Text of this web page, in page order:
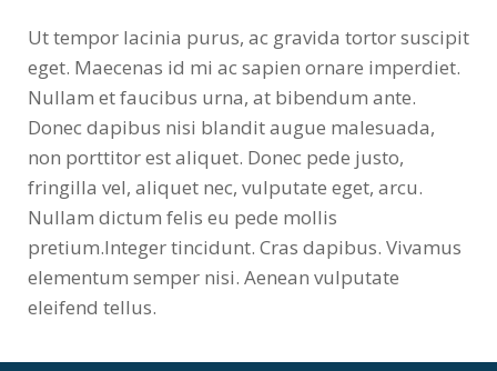
Ut tempor lacinia purus, ac gravida tortor suscipit
eget. Maecenas id mi ac sapien ornare imperdiet.
Nullam et faucibus urna, at bibendum ante.
Donec dapibus nisi blandit augue malesuada,
non porttitor est aliquet. Donec pede justo,
fringilla vel, aliquet nec, vulputate eget, arcu.
Nullam dictum felis eu pede mollis
pretium.Integer tincidunt. Cras dapibus. Vivamus
elementum semper nisi. Aenean vulputate
eleifend tellus.